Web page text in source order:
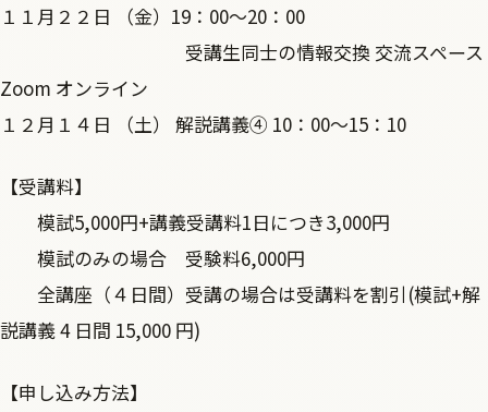
１１月２２日 （金）19：00～20：00
受講生同士の情報交換 交流スペース
Zoom オンライン
１２月１４日 （土） 解説講義④ 10：00～15：10
【受講料】
模試5,000円+講義受講料1日につき3,000円
模試のみの場合 受験料6,000円
全講座（４日間）受講の場合は受講料を割引(模試+解
説講義 4 日間 15,000 円)
【申し込み方法】